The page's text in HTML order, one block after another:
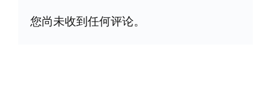
您尚未收到任何评论。